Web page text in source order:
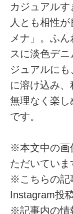
カジュアル
人とも相性
メナ」。ふ
スに淡色デ
ジュアルに
に溶け込み
無理なく楽
です。
※本文中の画
ただいていま
※こちらの記
Instagram投
※記事内の情